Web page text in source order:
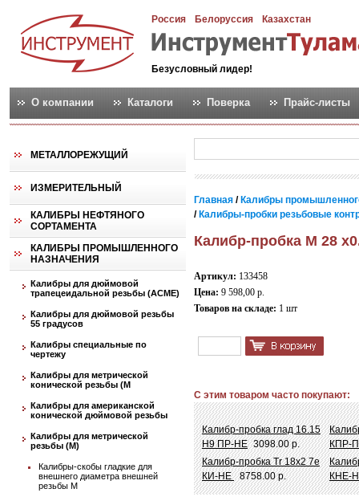
Россия Белоруссия Казахстан
Безусловный лидер!
О компании Каталоги Поверка Прайс-листы
МЕТАЛЛОРЕЖУЩИЙ
ИЗМЕРИТЕЛЬНЫЙ
КАЛИБРЫ НЕФТЯНОГО
СОРТАМЕНТА
КАЛИБРЫ ПРОМЫШЛЕННОГО
НАЗНАЧЕНИЯ
Калибры для дюймовой
трапецеидальной резьбы (АСМЕ)
Калибры для дюймовой резьбы
55 градусов
Калибры специальные по
чертежу
Калибры для метрической
конической резьбы (М
Калибры для американской
конической дюймовой резьбы
Калибры для метрической
резьбы (М)
Калибры-скобы гладкие для
внешнего диаметра внешней
резьбы М
Главная / Калибры
/ Калибры-пробки резьбовые
Калибр-пробка М 28
Артикул: 133458
Цена: 9 598,00 р.
Товаров на складе: 1 шт
С этим товаром часто покупают:
Калибр-пробка глад 16.15
Н9 ПР-НЕ 3098.00 р.
КПР-
Калибр-пробка Tr 18х2 7e
КИ-НЕ 8758.00 р.
КНЕ-